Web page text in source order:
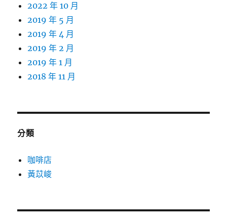
2022 年 10 月
2019 年 5 月
2019 年 4 月
2019 年 2 月
2019 年 1 月
2018 年 11 月
分類
咖啡店
黃苡峻